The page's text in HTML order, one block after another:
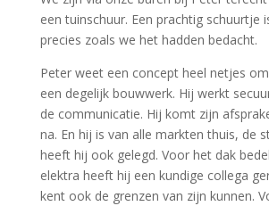
een tuinschuur. Een prachtig schuurtje
precies zoals we het hadden bedacht.
Peter weet een concept heel netjes
een degelijk bouwwerk. Hij werkt
de communicatie. Hij komt zijn
na. En hij is van alle markten thuis, de
heeft hij ook gelegd. Voor het dak
elektra heeft hij een kundige collega
kent ook de grenzen van zijn kunnen.